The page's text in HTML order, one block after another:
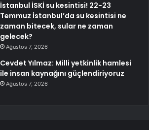
İstanbul İSKİ su kesintisi! 22-23
Temmuz İstanbul’da su kesintisi ne
zaman bitecek, sular ne zaman
gelecek?
Ağustos 7, 2026
Cevdet Yılmaz: Milli yetkinlik hamlesi
ile insan kaynağını güçlendiriyoruz
Ağustos 7, 2026